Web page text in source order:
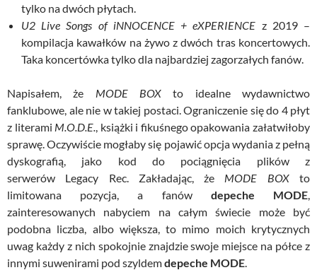
tylko na dwóch płytach.
U2 Live Songs of iNNOCENCE + eXPERIENCE z 2019 –
kompilacja kawałków na żywo z dwóch tras koncertowych.
Taka koncertówka tylko dla najbardziej zagorzałych fanów.
Napisałem, że MODE BOX to idealne wydawnictwo
fanklubowe, ale nie w takiej postaci. Ograniczenie się do 4 płyt
z literami M.O.D.E. , książki i fikuśnego opakowania załatwiłoby
sprawę. Oczywiście mogłaby się pojawić opcja wydania z pełną
dyskografią, jako kod do pociągnięcia plików z
serwerów Legacy Rec. Zakładając, że MODE BOXto
limitowana pozycja, a fanów depeche MODE
zainteresowanych nabyciem na całym świecie może być
podobna liczba, albo większa, to mimo moich krytycznych
uwag każdy z nich spokojnie znajdzie swoje miejsce na półce z
innymi suwenirami pod szyldemdepeche MODE